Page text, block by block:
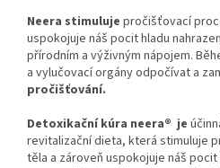
Neera stimuluje pročišťovací
uspokojuje náš pocit hladu
přírodním a výživným nápojem.
a vylučovací orgány odpočívat a
pročišťování.
Detoxikační kúra neera® je
revitalizační dieta, která stimuluje
těla a zároveň uspokojuje náš